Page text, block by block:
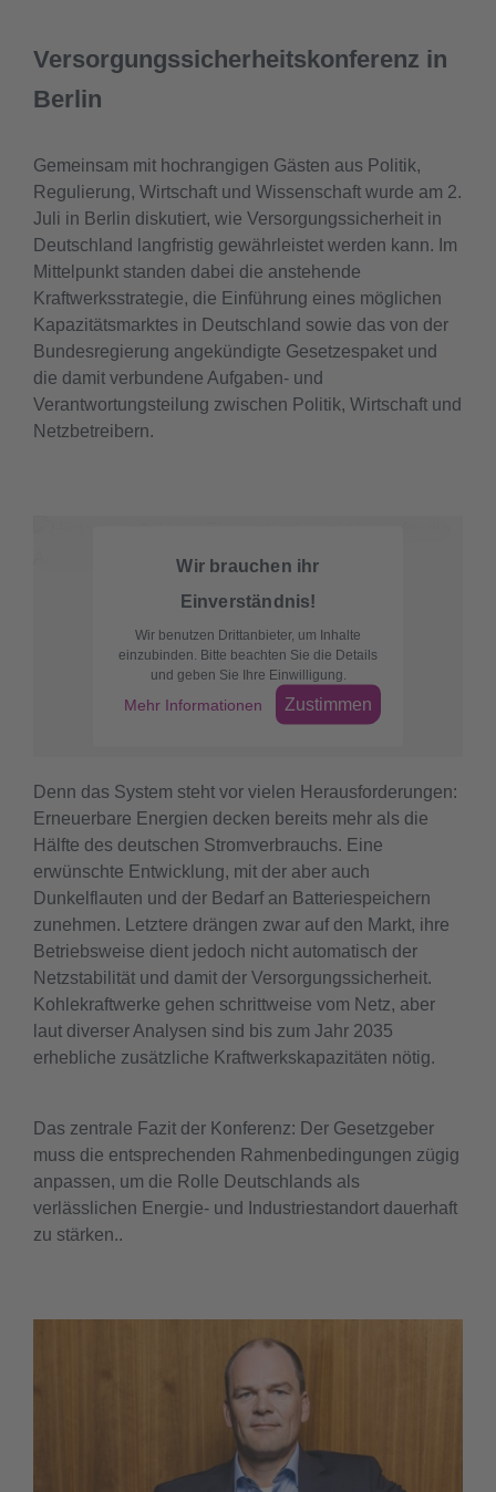
Versorgungssicherheitskonferenz in
Berlin
Gemeinsam mit hochrangigen Gästen aus Politik,
Regulierung, Wirtschaft und Wissenschaft wurde am 2.
Juli in Berlin diskutiert, wie Versorgungssicherheit in
Deutschland langfristig gewährleistet werden kann. Im
Mittelpunkt standen dabei die anstehende
Kraftwerksstrategie, die Einführung eines möglichen
Kapazitätsmarktes in Deutschland sowie das von der
Bundesregierung angekündigte Gesetzespaket und
die damit verbundene Aufgaben- und
Verantwortungsteilung zwischen Politik, Wirtschaft und
Netzbetreibern.
Wir brauchen ihr
Einverständnis!
Wir benutzen Drittanbieter, um Inhalte
einzubinden. Bitte beachten Sie die Details
und geben Sie Ihre Einwilligung.
Mehr Informationen Zustimmen
Denn das System steht vor vielen Herausforderungen:
Erneuerbare Energien decken bereits mehr als die
Hälfte des deutschen Stromverbrauchs. Eine
erwünschte Entwicklung, mit der aber auch
Dunkelflauten und der Bedarf an Batteriespeichern
zunehmen. Letztere drängen zwar auf den Markt, ihre
Betriebsweise dient jedoch nicht automatisch der
Netzstabilität und damit der Versorgungssicherheit.
Kohlekraftwerke gehen schrittweise vom Netz, aber
laut diverser Analysen sind bis zum Jahr 2035
erhebliche zusätzliche Kraftwerkskapazitäten nötig.
Das zentrale Fazit der Konferenz: Der Gesetzgeber
muss die entsprechenden Rahmenbedingungen zügig
anpassen, um die Rolle Deutschlands als
verlässlichen Energie- und Industriestandort dauerhaft
zu stärken..